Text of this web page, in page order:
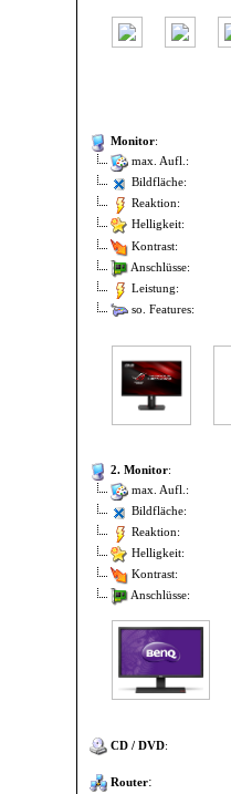
Monitor:
max. Aufl.:
Bildfläche:
Reaktion:
Helligkeit:
Kontrast:
Anschlüsse:
Leistung:
so. Features:
2. Monitor:
max. Aufl.:
Bildfläche:
Reaktion:
Helligkeit:
Kontrast:
Anschlüsse:
CD / DVD:
Router: